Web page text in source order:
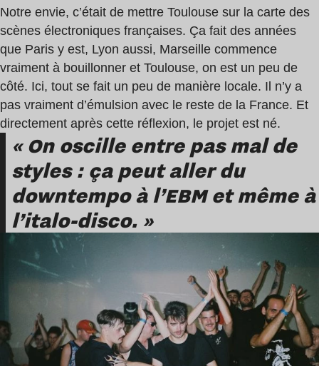
Notre envie, c’était de mettre Toulouse sur la carte des
scènes électroniques françaises. Ça fait des années
que Paris y est, Lyon aussi, Marseille commence
vraiment à bouillonner et Toulouse, on est un peu de
côté. Ici, tout se fait un peu de manière locale. Il n’y a
pas vraiment d’émulsion avec le reste de la France. Et
directement après cette réflexion, le projet est né.
« On oscille entre pas mal de
styles : ça peut aller du
downtempo à l’EBM et même à
l’italo-disco. »